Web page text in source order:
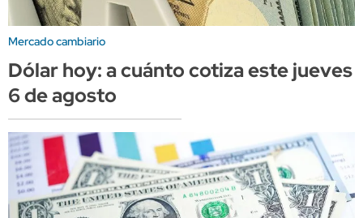
Mercado cambiario
Dólar hoy: a cuánto cotiza este jueves
6 de agosto